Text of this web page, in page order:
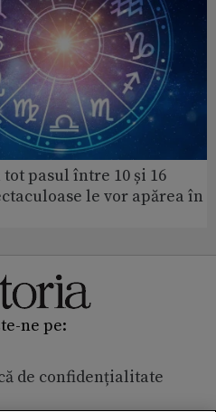
pasul între 10 și 16
le vor apărea în
ne pe:
de confidențialitate